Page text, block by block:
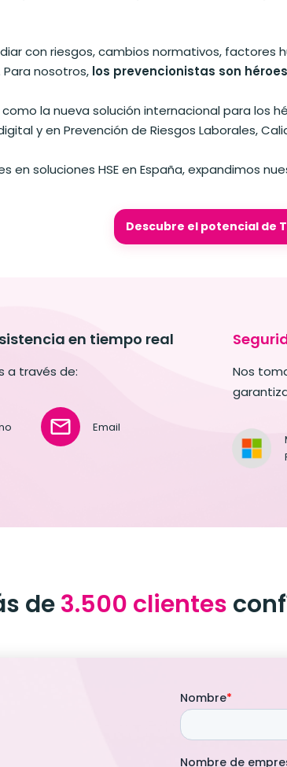
con riesgos, cambios normativos, factores
nosotros, los prevencionistas son
la nueva solución internacional para los
y en Prevención de Riesgos Laborales,
en soluciones HSE en España, expandimos
Descubre el potencial de
en tiempo real
a través de:
Email
Nos
de3.500 clientes